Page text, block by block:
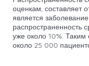
оценкам, составляет
является
распространенность
уже около 10%.
около 25 000